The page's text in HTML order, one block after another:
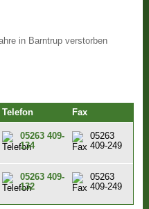
in Barntrup verstorben
Telefon Fax
05263 409-
134
05263
409-249
05263 409-
132
05263
409-249